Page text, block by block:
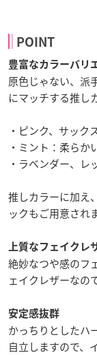
POINT
豊富なカラーバリ
原色じゃない、派
にマッチする推し
・ピンク、サック
・ミント：柔らか
・ラベンダー、レ
推しカラーに加え
ックもご用意され
上質なフェイクレ
絶妙なつや感のフ
ェイクレザーなの
安定感抜群
かっちりとしたハ
自立しますので、